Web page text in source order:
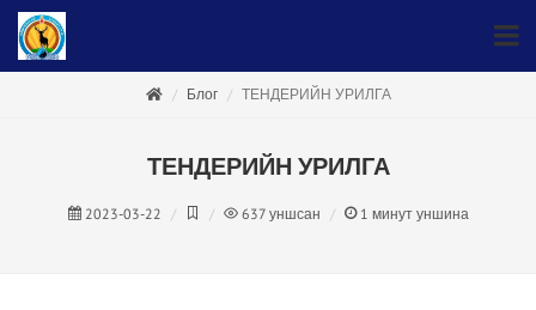
Блог ТЕНДЕРИЙН УРИЛГА
ТЕНДЕРИЙН УРИЛГА
2023-03-22 637 уншсан 1 минут уншина